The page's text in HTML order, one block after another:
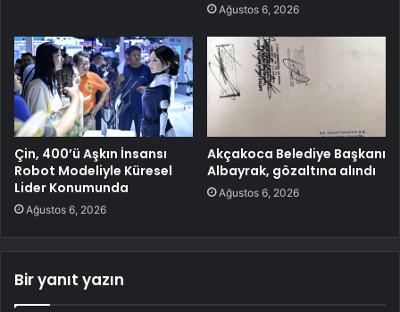
Ağustos 6, 2026
Çin, 400’ü Aşkın İnsansı
Robot Modeliyle Küresel
Lider Konumunda
Ağustos 6, 2026
Akçakoca Belediye Başkanı
Albayrak, gözaltına alındı
Ağustos 6, 2026
Bir yanıt yazın